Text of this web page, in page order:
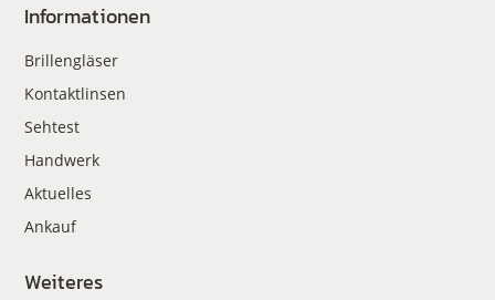
Informationen
Brillengläser
Kontaktlinsen
Sehtest
Handwerk
Aktuelles
Ankauf
Weiteres